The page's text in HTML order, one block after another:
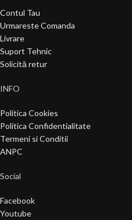
Contul Tau
Urmareste Comanda
Livrare
Suport Tehnic
Solicită retur
INFO
Politica Cookies
Politica Confidentialitate
Termeni si Conditii
ANPC
Social
Facebook
Youtube